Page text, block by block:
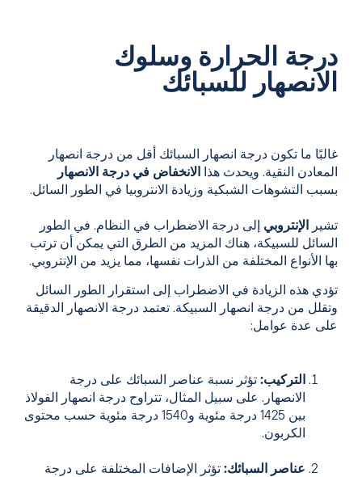
درجة الحرارة وسلوك
الانصهار للسبائك
غالبًا ما تكون درجة انصهار السبائك أقل من درجة انصهار
المعادن النقية. ويحدث هذا
الانخفاض في درجة الانصهار
بسبب التشوهات الشبكية وزيادة الانتروبيا في الطور السائل.
تشير الإنتروبي إلى درجة الاضطراب في النظام. في الطور
السائل للسبيكة، هناك المزيد من الطرق التي يمكن أن ترتب
بها الأنواع المختلفة من الذرات نفسها، مما يزيد من الإنتروبي.
تؤدي هذه الزيادة في الاضطراب إلى استقرار الطور السائل
وتقلل من درجة انصهار السبيكة. تعتمد درجة الانصهار الدقيقة
على عدة عوامل:
التركيب: تؤثر نسبة عناصر السبائك على درجة
الانصهار. على سبيل المثال، تتراوح درجة انصهار الفولاذ
بين 1425 درجة مئوية و1540 درجة مئوية حسب محتوى
الكربون.
عناصر السبائك: تؤثر الإضافات المختلفة على درجة